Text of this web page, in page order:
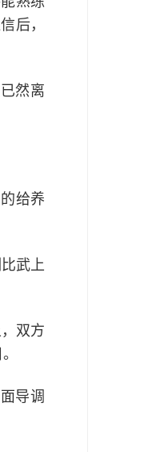
后，
然离
给养
武上
双方
导调